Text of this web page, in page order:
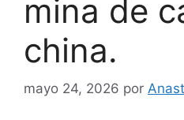
mina de
china.
mayo 24, 2026 por